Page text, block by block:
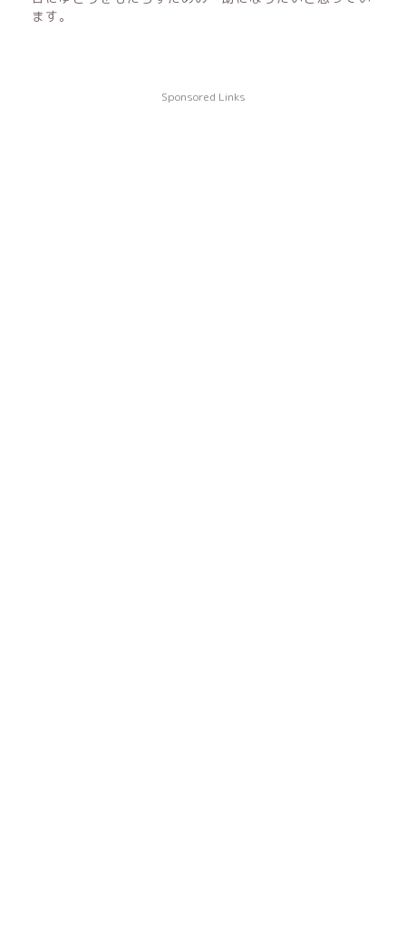
ます。
Sponsored Links